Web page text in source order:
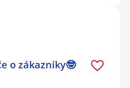
o zákazníky🤓